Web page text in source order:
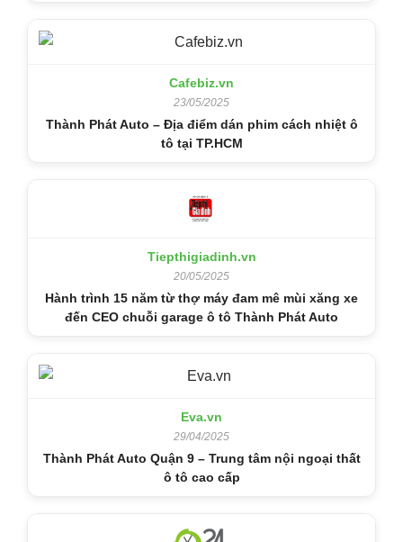
Cafebiz.vn
23/05/2025
Thành Phát Auto – Địa điểm dán phim cách nhiệt ô
tô tại TP.HCM
Tiepthigiadinh.vn
20/05/2025
Hành trình 15 năm từ thợ máy đam mê mùi xăng xe
đến CEO chuỗi garage ô tô Thành Phát Auto
Eva.vn
29/04/2025
Thành Phát Auto Quận 9 – Trung tâm nội ngoại thất
ô tô cao cấp